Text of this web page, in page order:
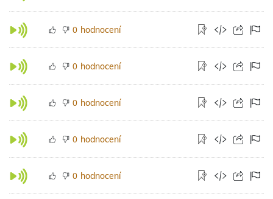
0 hodnocení
0 hodnocení
0 hodnocení
0 hodnocení
0 hodnocení